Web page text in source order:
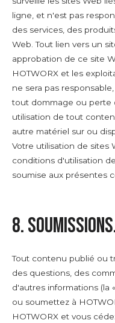
ligne, et n'est pas
des services, des
Web. Tout lien vers un
approbation de ce site
HOTWORX et les
ne sera pas
tout dommage ou perte
utilisation de tout
autre matériel sur ou
Votre utilisation de sites
conditions d'utilisation
soumise aux présentes
8.
Tout contenu publié ou
des questions, des
d'autres informations (la
ou soumettez à
HOTWORX et vous